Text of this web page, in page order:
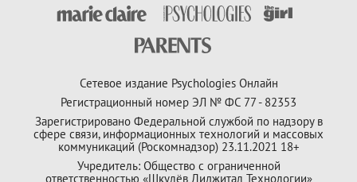
Сетевое издание Psychologies Онлайн
Регистрационный номер ЭЛ № ФС 77 - 82353
Зарегистрировано Федеральной службой по надзору в
сфере связи, информационных технологий и массовых
коммуникаций (Роскомнадзор) 23.11.2021 18+
Учредитель: Общество с ограниченной
ответственностью «Шкулёв Диджитал Технологии»